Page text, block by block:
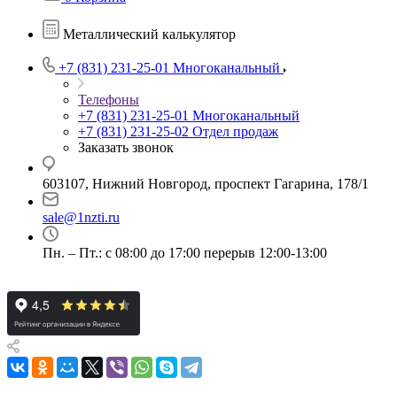
Металлический калькулятор
+7 (831) 231-25-01 Многоканальный
Телефоны
+7 (831) 231-25-01 Многоканальный
+7 (831) 231-25-02 Отдел продаж
Заказать звонок
603107, Нижний Новгород, проспект Гагарина, 178/1
sale@1nzti.ru
Пн. – Пт.: с 08:00 до 17:00 перерыв 12:00-13:00